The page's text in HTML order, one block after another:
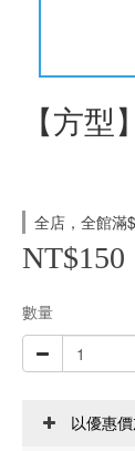
【方型
全店，全館滿
NT$150
數量
以優惠